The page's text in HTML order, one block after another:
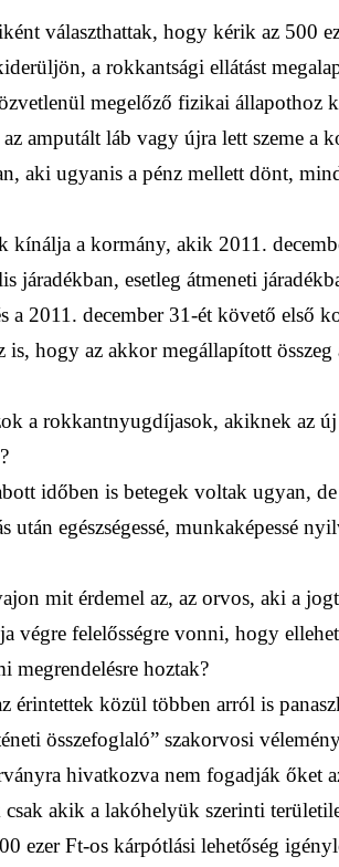
választhattak, hogy kérik az 500
a rokkantsági ellátást
megelőző fizikai állapothoz
amputált láb vagy újra lett szeme a
aki ugyanis a pénz mellett dönt,
kínálja a kormány, akik 2011.
járadékban, esetleg átmeneti
a 2011. december 31-ét követő első
is, hogy az akkor megállapított
a rokkantnyugdíjasok, akiknek az
időben is betegek voltak ugyan,
egészségessé, munkaképessé
mit érdemel az, az orvos, aki a
végre felelősségre vonni, hogy
megrendelésre hoztak?
érintettek közül többen arról is
összefoglaló” szakorvosi
hivatkozva nem fogadják őket
akik a lakóhelyük szerinti
ezer Ft-os kárpótlási lehetőség